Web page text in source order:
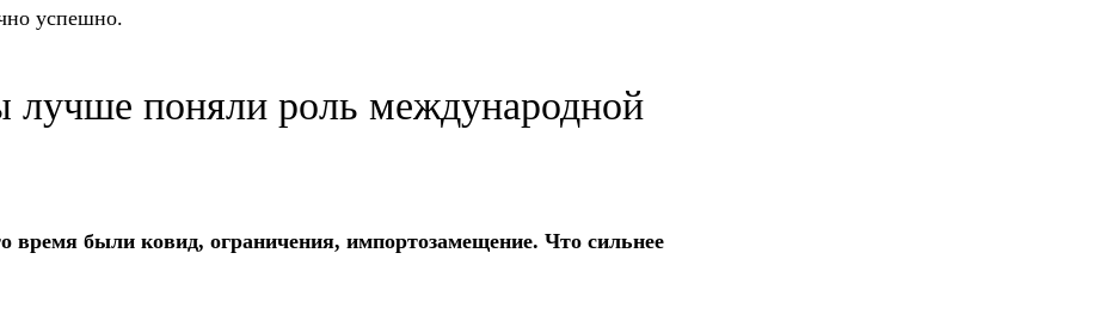
успешно.
лучше поняли роль международной
время были ковид, ограничения, импортозамещение. Что сильнее